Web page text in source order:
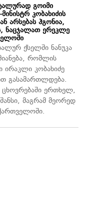
გოიმი
კობახიძის
არსებას ჰგონია,
ნაცჯალათ ერეკლე
ქსელში ნანუკა
რომლის
ირაკლი კობახიძე
გასამართლდება.
ცხოვრებაში ერთხელ,
მაგრამ მეორედ